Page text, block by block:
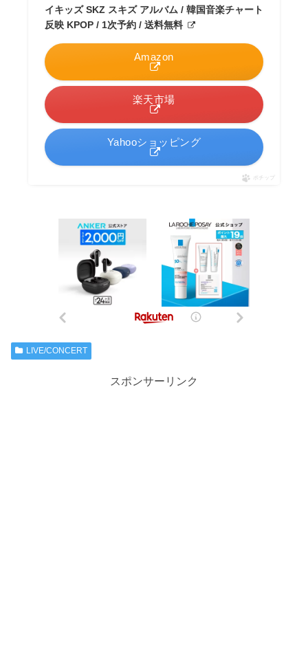
イキッズ SKZ スキズ アルバム / 韓国音楽チャート
反映 KPOP / 1次予約 / 送料無料
Amazon
楽天市場
Yahooショッピング
ポチップ
LIVE/CONCERT
スポンサーリンク